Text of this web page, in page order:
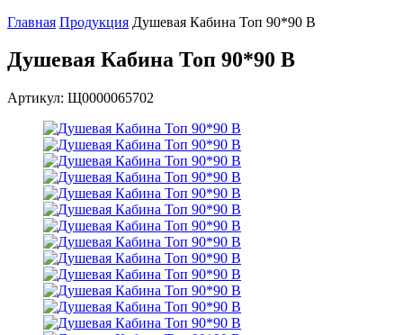
Главная Продукция Душевая Кабина Топ 90*90 В
Душевая Кабина Топ 90*90 В
Артикул: Щ0000065702